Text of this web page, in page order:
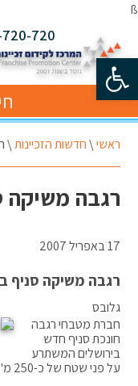
פתח סרגל נגישות
ß
720
ראשי\חדשות הזכיינות\
רגבה משיקה
17 באפריל 2007
רגבה משיקה סניף
גלובס
חברת מטבחי רגבה
חונכת סניף חדש
בירושלים המשתרע
על פני שטח של כ-250 מ"ר.